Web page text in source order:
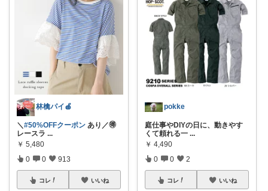
林檎パイ🍎
＼ #50%OFFクーポン あり／🉐
レースラ ...
￥ 5,480
0 0 913
コレ いいね
pokke
庭仕事やDIYの日に、動きやす
くて頼れる一 ...
￥ 4,490
0 0 2
コレ いいね